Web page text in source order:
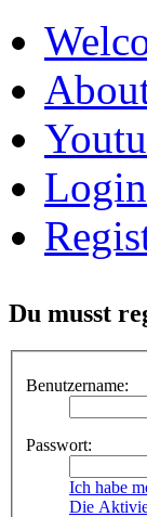
Login
Du musst
Benutzername:
Passwort:
Ich habe
Die